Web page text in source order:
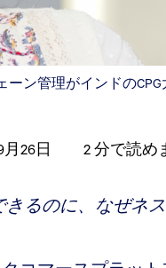
ン管理がインドの
月26日 2分で読め
きるのに、なぜ